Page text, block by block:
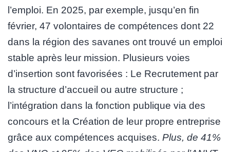
l’emploi. En 2025, par exemple, jusqu’en fin
février, 47 volontaires de compétences dont 22
dans la région des savanes ont trouvé un emploi
stable après leur mission. Plusieurs voies
d’insertion sont favorisées : Le Recrutement par
la structure d’accueil ou autre structure ;
l’intégration dans la fonction publique via des
concours et la Création de leur propre entreprise
grâce aux compétences acquises. Plus, de 41%